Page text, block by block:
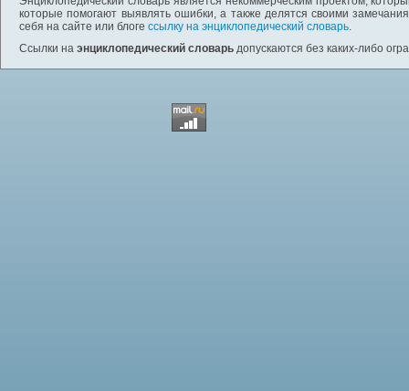
которые помогают выявлять ошибки, а также делятся своими
себя на сайте или блоге ссылку на энциклопедический словарь.
Ссылки на энциклопедический словарь допускаются без каких-либо